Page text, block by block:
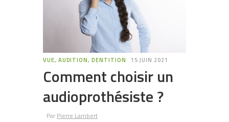
VUE, AUDITION, DENTITION 15 JUIN 2021
Comment choisir un
audioprothésiste ?
Par Pierre Lambert